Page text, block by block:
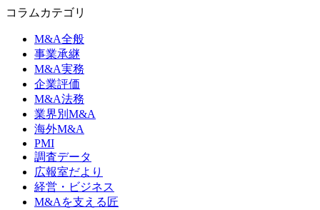
コラムカテゴリ
M&A全般
事業承継
M&A実務
企業評価
M&A法務
業界別M&A
海外M&A
PMI
調査データ
広報室だより
経営・ビジネス
M&Aを支える匠